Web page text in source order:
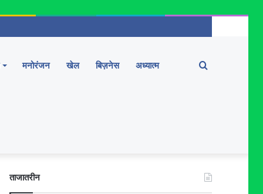
मनोरंजन खेल बिज़नेस अध्यात्म Search
ताजातरीन